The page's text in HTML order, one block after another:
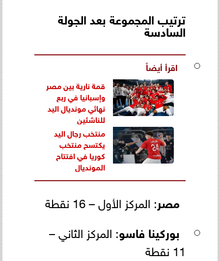
ترتيب المجموعة بعد الجولة
السادسة
اقرأ أيضاً
قمة نارية بين مصر
وإسبانيا في ربع
نهائي مونديال اليد
للناشئين
منتخب رجال اليد
يكتسح منتخب
كوريا في افتتاح
المونديال
مصر: المركز الأول – 16 نقطة
بوركينا فاسو: المركز الثاني –
11 نقطة